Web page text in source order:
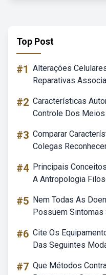
Top Post
#1 Alterações
Reparativas
#2 Características
Controle Dos
#3 Comparar
Colegas
#4 Principais
A Antropologia
#5 Nem Todas As
Possuem
#6 Cite Os
Das Seguintes
#7 Que Métodos